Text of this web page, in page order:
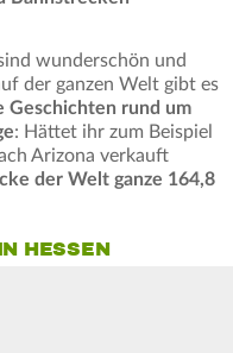
wunderschön und
der ganzen Welt gibt es
Geschichten rund um
: Hättet ihr zum Beispiel
Arizona verkauft
der Welt ganze 164,8
HESSEN